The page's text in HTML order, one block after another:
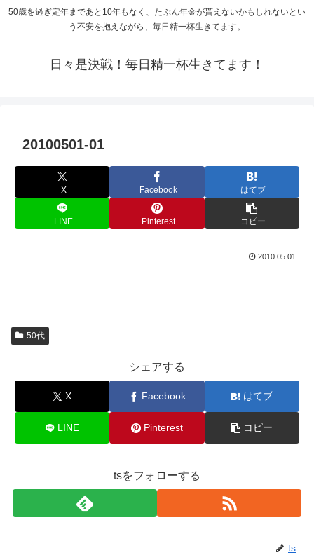
50歳を過ぎ定年まであと10年もなく、たぶん年金が貰えないかもしれないとい
う不安を抱えながら、毎日精一杯生きてます。
日々是決戦！毎日精一杯生きてます！
20100501-01
X Facebook はてブ
LINE Pinterest コピー
2010.05.01
50代
シェアする
X Facebook はてブ
LINE Pinterest コピー
tsをフォローする
ts